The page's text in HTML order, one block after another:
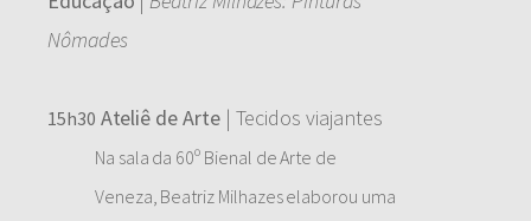
Nômades
15h30 Ateliê de Arte| Tecidos viajantes
Na sala da 60º Bienal de Arte de
Veneza, Beatriz Milhazes elaborou uma